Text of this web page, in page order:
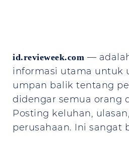
id.revieweek.com —
informasi utama untuk
umpan balik tentang
didengar semua orang
Posting keluhan,
perusahaan. Ini sangat